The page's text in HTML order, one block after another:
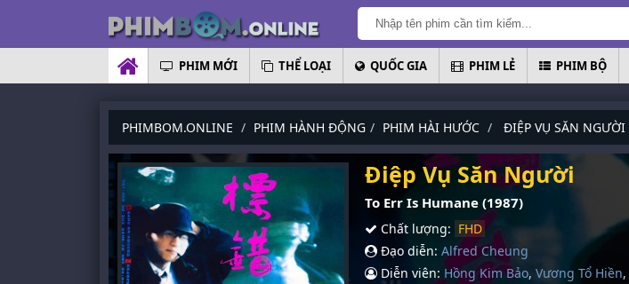
PHIM MỚI THỂ LOẠI QUỐC GIA PHIM LẺ PHIM BỘ
PHIMBOM.ONLINE PHIM HÀNH ĐỘNG PHIM HÀI HƯỚC ĐIỆP VỤ SĂN NGƯỜI
Điệp Vụ Săn Người
To Err Is Humane (1987)
Chất lượng: FHD
Đạo diễn: Alfred Cheung
Diễn viên: Hồng Kim Bảo, Vương Tổ Hiền,